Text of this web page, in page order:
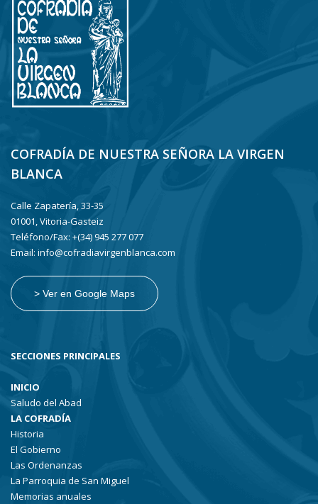
COFRADÍA DE NUESTRA SEÑORA LA VIRGEN
BLANCA
Calle Zapatería, 33-35
01001, Vitoria-Gasteiz
Teléfono/Fax: +(34) 945 277 077
Email: info@cofradiavirgenblanca.com
> Ver en Google Maps
SECCIONES PRINCIPALES
INICIO
Saludo del Abad
LA COFRADÍA
Historia
El Gobierno
Las Ordenanzas
La Parroquia de San Miguel
Memorias anuales